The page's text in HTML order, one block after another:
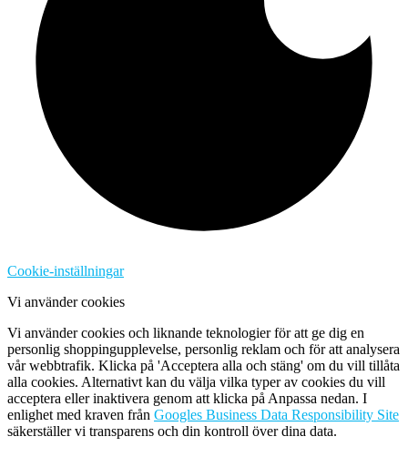
Cookie-inställningar
Vi använder cookies
Vi använder cookies och liknande teknologier för att ge dig en
personlig shoppingupplevelse, personlig reklam och för att analysera
vår webbtrafik. Klicka på 'Acceptera alla och stäng' om du vill tillåta
alla cookies. Alternativt kan du välja vilka typer av cookies du vill
acceptera eller inaktivera genom att klicka på Anpassa nedan. I
enlighet med kraven från Googles Business Data Responsibility Site
säkerställer vi transparens och din kontroll över dina data.